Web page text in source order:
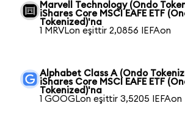
Marvell Technology (Ondo
iShares Core MSCI EAFE ETF
Tokenized)'na
1 MRVLon eşittir 2,0856 IEFAon
Alphabet Class A (Ondo
iShares Core MSCI EAFE ETF
Tokenized)'na
1 GOOGLon eşittir 3,5205 IEFAon